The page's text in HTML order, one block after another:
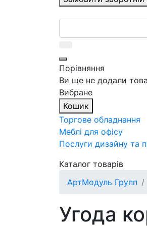
Порівняння
Ви ще не додали
Вибране
Кошик
Торгове обладнання
Меблі для офісу
Послуги дизайну та
Каталог товарів
АртМодуль Групп
Угода